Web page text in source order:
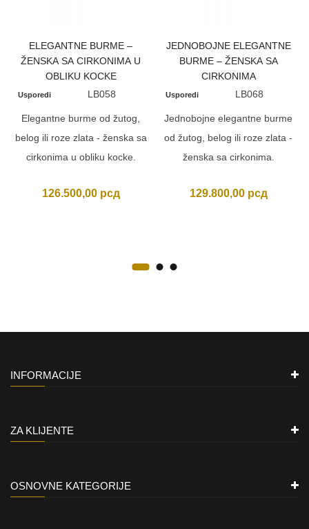
ELEGANTNE BURME –
ŽENSKA SA CIRKONIMA U
OBLIKU KOCKE
Usporedi LB058
Elegantne burme od žutog,
belog ili roze zlata - ženska sa
cirkonima u obliku kocke.
126.500,00 рсд
JEDNOBOJNE ELEGANTNE
BURME – ŽENSKA SA
CIRKONIMA
Usporedi LB068
Jednobojne elegantne burme
od žutog, belog ili roze zlata -
ženska sa cirkonima.
129.800,00 рсд
INFORMACIJE
ZA KLIJENTE
OSNOVNE KATEGORIJE